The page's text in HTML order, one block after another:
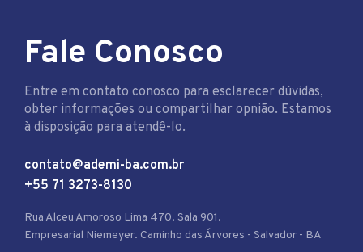
Fale Conosco
Entre em contato conosco para esclarecer dúvidas,
obter informações ou compartilhar opnião. Estamos
à disposição para atendê-lo.
contato@ademi-ba.com.br
+55 71 3273-8130
Rua Alceu Amoroso Lima 470. Sala 901.
Empresarial Niemeyer. Caminho das Árvores - Salvador - BA